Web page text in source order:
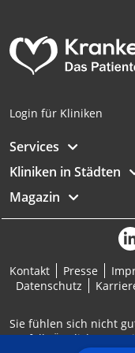
Login für Kliniken
Services
Kliniken in Städten
Magazin
Kontakt Presse
Datenschutz
Sie fühlen sich nicht
Notfall? Ärztlicher
verschiedenen
Entwicklung und
Verwendung
IAB-Besonderheiten:
Verwendung
Informationen
Nicht-IAB-
Notwendig